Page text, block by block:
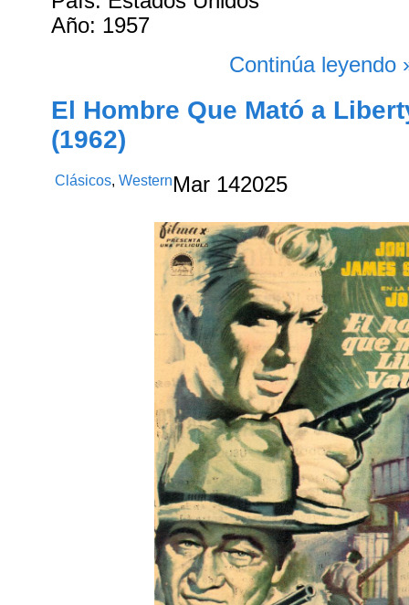
Año: 1957
Continúa leyendo
El Hombre Que Mató a
(1962)
Clásicos,WesternMar 142025